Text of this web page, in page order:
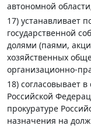
автономной
17) устанавливает
государственной
долями (паями,
хозяйственных
организационно-
18) согласовывает в
Российской
прокуратуре
назначения на